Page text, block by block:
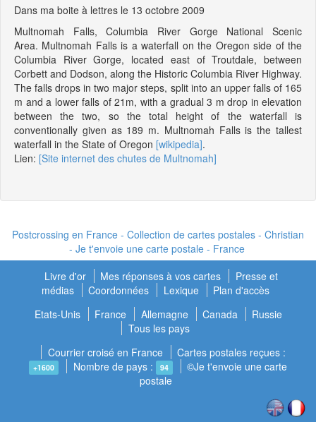
Dans ma boite à lettres le 13 octobre 2009
Multnomah Falls, Columbia River Gorge National Scenic
Area. Multnomah Falls is a waterfall on the Oregon side of the
Columbia River Gorge, located east of Troutdale, between
Corbett and Dodson, along the Historic Columbia River Highway.
The falls drops in two major steps, split into an upper falls of 165
m and a lower falls of 21m, with a gradual 3 m drop in elevation
between the two, so the total height of the waterfall is
conventionally given as 189 m. Multnomah Falls is the tallest
waterfall in the State of Oregon [wikipedia].
Lien: [Site internet des chutes de Multnomah]
Postcrossing en France - Collection de cartes postales - Christian
- Je t'envoie une carte postale - France
Livre d'or
Mes réponses à vos cartes
Presse et
médias
Coordonnées Lexique
Plan d'accès
Etats-Unis
France Allemagne Canada
Russie
Tous les pays
Courrier croisé en France
Cartes postales reçues :
+1600 Nombre de pays : 94
©Je t'envoie une carte
postale